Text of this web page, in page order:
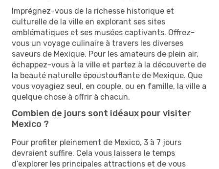
Imprégnez-vous de la richesse historique et
culturelle de la ville en explorant ses sites
emblématiques et ses musées captivants. Offrez-
vous un voyage culinaire à travers les diverses
saveurs de Mexique. Pour les amateurs de plein air,
échappez-vous à la ville et partez à la découverte de
la beauté naturelle époustouflante de Mexique. Que
vous voyagiez seul, en couple, ou en famille, la ville a
quelque chose à offrir à chacun.
Combien de jours sont idéaux pour visiter
Mexico ?
Pour profiter pleinement de Mexico, 3 à 7 jours
devraient suffire. Cela vous laissera le temps
d’explorer les principales attractions et de vous